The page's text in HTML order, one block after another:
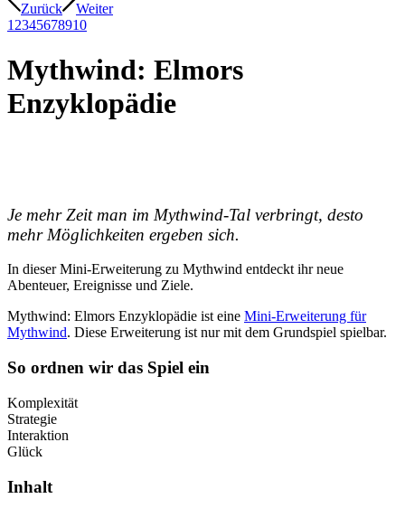
Zurück
Weiter
1 2345678910
Mythwind: Elmors
Enzyklopädie
Je mehr Zeit man im Mythwind-Tal verbringt, desto
mehr Möglichkeiten ergeben sich.
In dieser Mini-Erweiterung zu Mythwind entdeckt ihr neue
Abenteuer, Ereignisse und Ziele.
Mythwind: Elmors Enzyklopädie ist eine Mini-Erweiterung für
Mythwind. Diese Erweiterung ist nur mit dem Grundspiel spielbar.
So ordnen wir das Spiel ein
Komplexität
Strategie
Interaktion
Glück
Inhalt